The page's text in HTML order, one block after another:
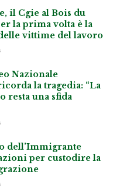
il Cgie al Bois du
la prima volta è la
vittime del lavoro
Nazionale
la tragedia: “La
resta una sfida
dell’Immigrante
per custodire la